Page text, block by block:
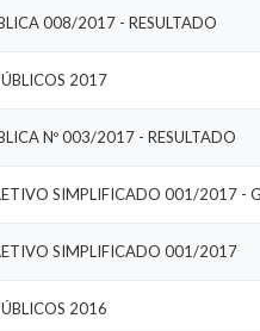
008/2017 - RESULTADO
2017
Nº 003/2017 - RESULTADO
SIMPLIFICADO 001/2017 -
SIMPLIFICADO 001/2017
2016